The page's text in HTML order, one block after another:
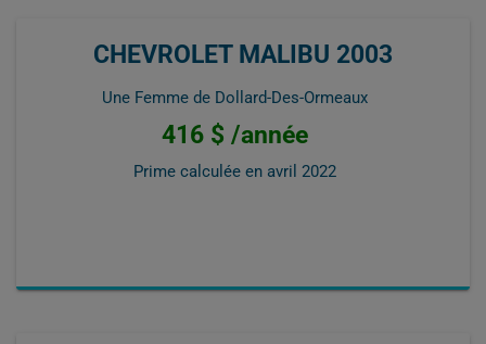
CHEVROLET MALIBU 2003
Une Femme de Dollard-Des-Ormeaux
416 $ /année
Prime calculée en avril 2022